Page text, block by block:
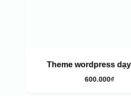
Theme wordpress
600.000₫